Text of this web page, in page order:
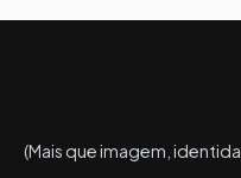
(Mais que imagem,